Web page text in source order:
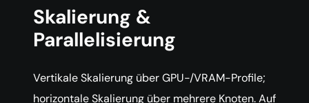
Skalierung &
Parallelisierung
Vertikale Skalierung über GPU-/VRAM-Profile;
horizontale Skalierung über mehrere Knoten. Auf